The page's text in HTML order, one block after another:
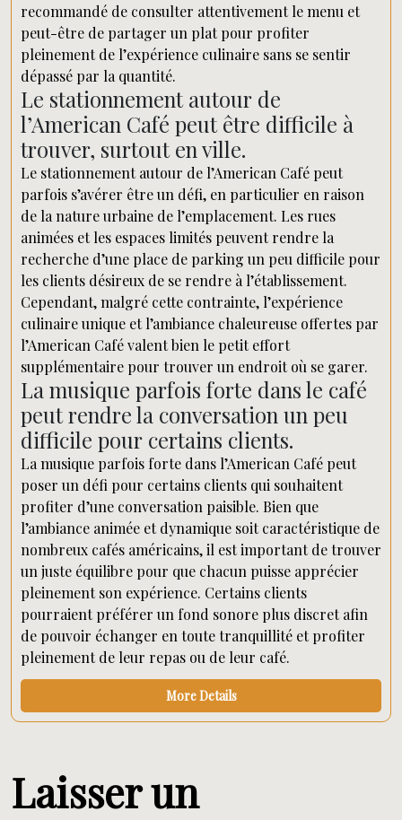
recommandé de consulter attentivement le menu et
peut-être de partager un plat pour profiter
pleinement de l’expérience culinaire sans se sentir
dépassé par la quantité.
Le stationnement autour de
l’American Café peut être difficile à
trouver, surtout en ville.
Le stationnement autour de l’American Café peut
parfois s’avérer être un défi, en particulier en raison
de la nature urbaine de l’emplacement. Les rues
animées et les espaces limités peuvent rendre la
recherche d’une place de parking un peu difficile pour
les clients désireux de se rendre à l’établissement.
Cependant, malgré cette contrainte, l’expérience
culinaire unique et l’ambiance chaleureuse offertes par
l’American Café valent bien le petit effort
supplémentaire pour trouver un endroit où se garer.
La musique parfois forte dans le café
peut rendre la conversation un peu
difficile pour certains clients.
La musique parfois forte dans l’American Café peut
poser un défi pour certains clients qui souhaitent
profiter d’une conversation paisible. Bien que
l’ambiance animée et dynamique soit caractéristique de
nombreux cafés américains, il est important de trouver
un juste équilibre pour que chacun puisse apprécier
pleinement son expérience. Certains clients
pourraient préférer un fond sonore plus discret afin
de pouvoir échanger en toute tranquillité et profiter
pleinement de leur repas ou de leur café.
More Details
Laisser un